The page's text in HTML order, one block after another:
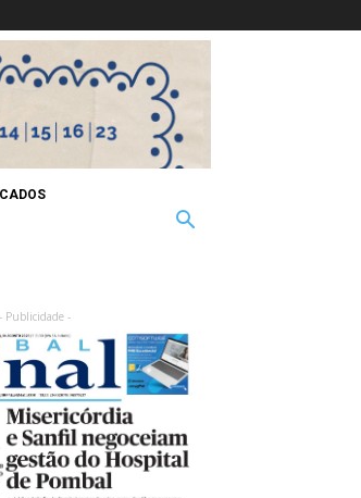
- Publicidade -